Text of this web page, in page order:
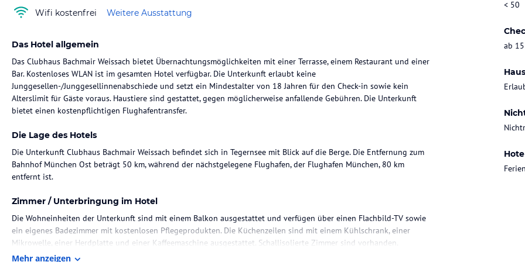
Wifi kostenfrei Weitere Ausstattung
< 50
ab
Das Hotel allgemein
Das Clubhaus Bachmair Weissach bietet Übernachtungsmöglichkeiten mit einer Terrasse, einem Restaurant und einer
Bar. Kostenloses WLAN ist im gesamten Hotel verfügbar. Die Unterkunft erlaubt keine
Junggesellen-/Junggesellinnenabschiede und setzt ein Mindestalter von 18 Jahren für den Check-in sowie kein
Alterslimit für Gäste voraus. Haustiere sind gestattet, gegen möglicherweise anfallende Gebühren. Die Unterkunft
bietet einen kostenpflichtigen Flughafentransfer.
Die Lage des Hotels
Die Unterkunft Clubhaus Bachmair Weissach befindet sich in Tegernsee mit Blick auf die Berge. Die Entfernung zum
Bahnhof München Ost beträgt 50 km, während der nächstgelegene Flughafen, der Flughafen München, 80 km
entfernt ist.
Zimmer / Unterbringung im Hotel
Die Wohneinheiten der Unterkunft sind mit einem Balkon ausgestattet und verfügen über einen Flachbild-TV sowie
ein eigenes Badezimmer mit kostenlosen Pflegeprodukten. Die Küchenzeilen sind mit einem Kühlschrank, einer
Mikrowelle, einer Herdplatte und einer Kaffeemaschine ausgestattet. Schallisolierte Zimmer sind vorhanden.
Mehr anzeigen